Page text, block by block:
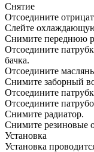
Снятие
Отсоедините
Слейте
Снимите переднюю
Отсоедините
бачка.
Отсоедините
Снимите заборный
Отсоедините
Отсоедините
Снимите радиатор.
Снимите резиновые
Установка
Установка